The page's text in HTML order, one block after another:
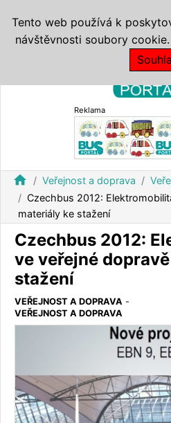
Reklama
home Veřejnost a doprava
Czechbus 2012:
materiály ke stažení
Czechbus 2012:
ve veřejné
stažení
VEŘEJNOST A DOPRAVA -
VEŘEJNOST A DOPRAVA
Tento web používá k
návštěvnosti soubory